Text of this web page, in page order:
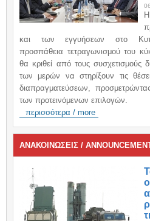
και των εγγυήσεων στο
προσπάθεια τετραγωνισμού του
θα κριθεί από τους συσχετισμούς
των μερών να στηρίξουν τις
διαπραγματεύσεων,
των προτεινόμενων επιλογών.
περισσότερα / more
ΑΝΑΚΟΙΝΩΣΕΙΣ /